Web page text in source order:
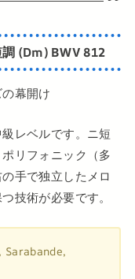
(Dm) BWV 812
幕開け
レベルです。ニ短
リフォニック（多
手で独立したメロ
技術が必要です。
Sarabande,